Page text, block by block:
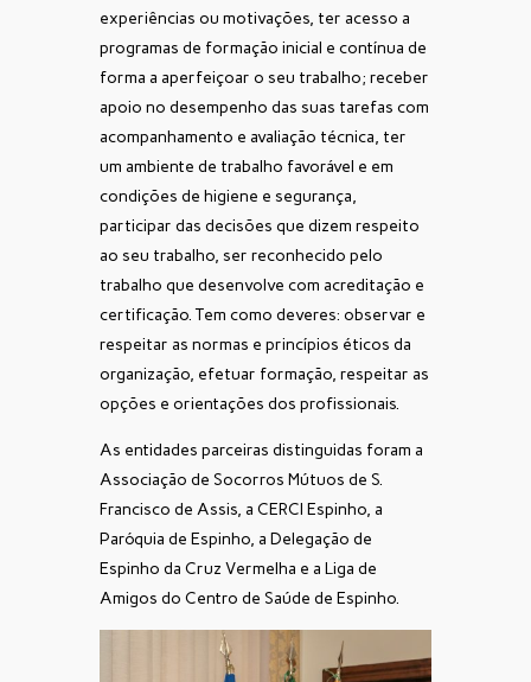
experiências ou motivações, ter acesso a
programas de formação inicial e contínua de
forma a aperfeiçoar o seu trabalho; receber
apoio no desempenho das suas tarefas com
acompanhamento e avaliação técnica, ter
um ambiente de trabalho favorável e em
condições de higiene e segurança,
participar das decisões que dizem respeito
ao seu trabalho, ser reconhecido pelo
trabalho que desenvolve com acreditação e
certificação. Tem como deveres: observar e
respeitar as normas e princípios éticos da
organização, efetuar formação, respeitar as
opções e orientações dos profissionais.
As entidades parceiras distinguidas foram a
Associação de Socorros Mútuos de S.
Francisco de Assis, a CERCI Espinho, a
Paróquia de Espinho, a Delegação de
Espinho da Cruz Vermelha e a Liga de
Amigos do Centro de Saúde de Espinho.